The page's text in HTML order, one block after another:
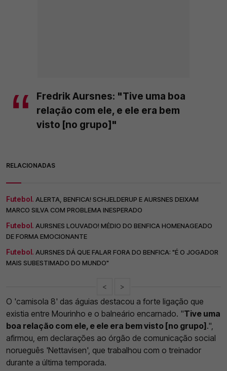
Fredrik Aursnes: "Tive uma boa
relação com ele, e ele era bem
visto [no grupo]"
RELACIONADAS
Futebol. ALERTA, BENFICA! SCHJELDERUP E AURSNES DEIXAM
MARCO SILVA COM PROBLEMA INESPERADO
Futebol. AURSNES LOUVADO! MÉDIO DO BENFICA HOMENAGEADO
DE FORMA EMOCIONANTE
Futebol. AURSNES DÁ QUE FALAR FORA DO BENFICA: "É O JOGADOR
MAIS SUBESTIMADO DO MUNDO"
< >
O 'camisola 8' das águias destacou a forte ligação que
existia entre Mourinho e o balneário encarnado. "Tive uma
boa relação com ele, e ele era bem visto [no grupo] .",
afirmou, em declarações ao órgão de comunicação social
norueguês 'Nettavisen', que trabalhou com o treinador
durante a última temporada.